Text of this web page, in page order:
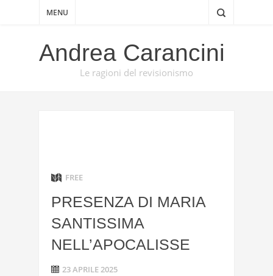
MENU
Andrea Carancini
Le ragioni del revisionismo
FREE
PRESENZA DI MARIA
SANTISSIMA
NELL’APOCALISSE
23 APRILE 2025